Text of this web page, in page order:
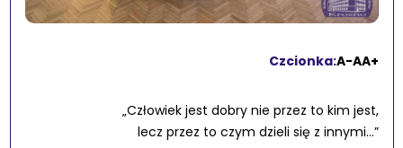
Czcionka:A-AA+
„Człowiek jest dobry nie przez to kim jest,
lecz przez to czym dzieli się z innymi…”